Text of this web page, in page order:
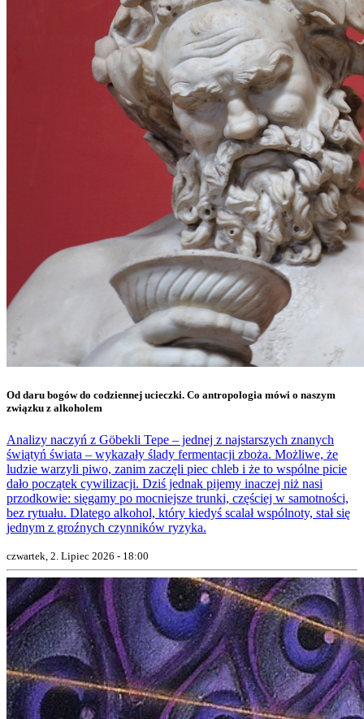
Od daru bogów do codziennej ucieczki. Co antropologia mówi o naszym
związku z alkoholem
Analizy naczyń z Göbekli Tepe – jednej z najstarszych znanych
świątyń świata – wykazały ślady fermentacji zboża. Możliwe, że
ludzie warzyli piwo, zanim zaczęli piec chleb i że to wspólne picie
dało początek cywilizacji. Dziś jednak pijemy inaczej niż nasi
przodkowie: sięgamy po mocniejsze trunki, częściej w samotności,
bez rytuału. Dlatego alkohol, który kiedyś scalał wspólnoty, stał się
jednym z groźnych czynników ryzyka.
czwartek, 2. Lipiec 2026 - 18:00